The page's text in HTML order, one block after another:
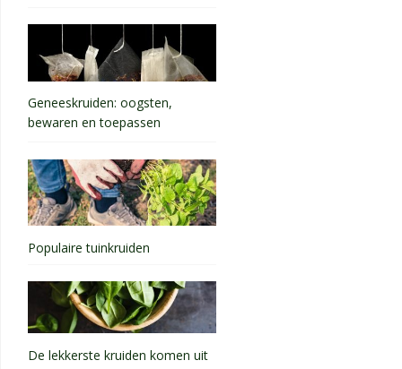
Geneeskruiden: oogsten,
bewaren en toepassen
Populaire tuinkruiden
De lekkerste kruiden komen uit